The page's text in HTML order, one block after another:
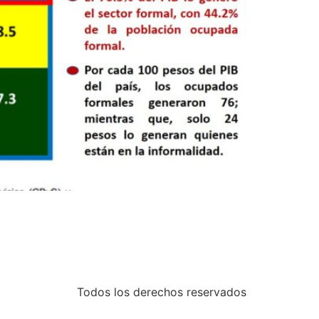
Todos los derechos reservados